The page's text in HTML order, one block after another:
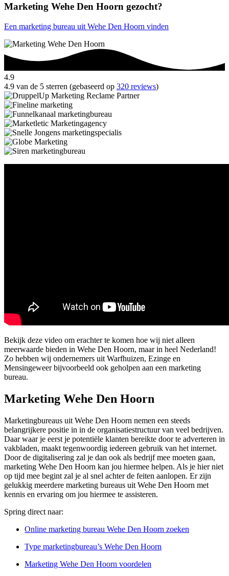
Marketing Wehe Den Hoorn gezocht?
Een marketing bureau uit Wehe Den Hoorn vinden
4.9
4.9 van de 5 sterren (gebaseerd op 320 reviews)
Bekijk deze video om erachter te komen hoe wij niet alleen
meerwaarde bieden in Wehe Den Hoorn, maar in heel Nederland!
Zo hebben wij ondernemers uit Warfhuizen, Ezinge en
Mensingeweer bijvoorbeeld ook geholpen aan een marketing
bureau.
Marketing Wehe Den Hoorn
Marketingbureaus uit Wehe Den Hoorn nemen een steeds
belangrijkere positie in in de organisatiestructuur van veel bedrijven.
Daar waar je eerst je potentiële klanten bereikte door te adverteren in
vakbladen, maakt tegenwoordig iedereen gebruik van het internet.
Door de digitalisering zal je dan ook als bedrijf mee moeten gaan,
marketing Wehe Den Hoorn kan jou hiermee helpen. Als je hier niet
op tijd mee begint zal je al snel achter de feiten aanlopen. Er zijn
gelukkig meerdere marketing bureaus uit Wehe Den Hoorn met
kennis en ervaring om jou hiermee te assisteren.
Spring direct naar:
Online marketing bureau Wehe Den Hoorn zoeken
Type marketingbureau’s Wehe Den Hoorn
Marketing Wehe Den Hoorn voordelen